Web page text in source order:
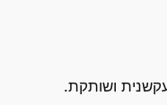
ושותקת.